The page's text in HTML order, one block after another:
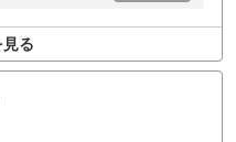
る